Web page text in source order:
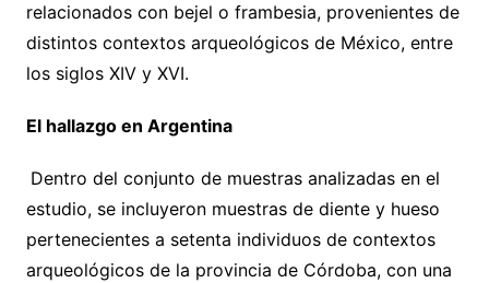
relacionados con bejel o frambesia, provenientes de
distintos contextos arqueológicos de México, entre
los siglos XIV y XVI.
El hallazgo en Argentina
Dentro del conjunto de muestras analizadas en el
estudio, se incluyeron muestras de diente y hueso
pertenecientes a setenta individuos de contextos
arqueológicos de la provincia de Córdoba, con una